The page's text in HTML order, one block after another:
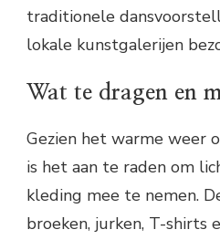
traditionele
lokale kunstgalerijen
Wat te dragen en
Gezien het warme weer
is het aan te raden om
kleding mee te nemen.
broeken, jurken, T-shirts